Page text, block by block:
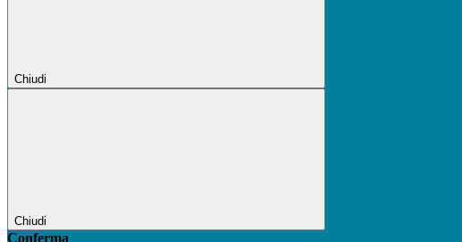
Chiudi
Chiudi
Conferma